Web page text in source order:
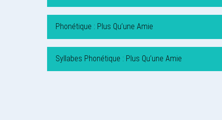
Phonétique : Plus Qu’une Amie
Syllabes Phonétique : Plus Qu’une Amie